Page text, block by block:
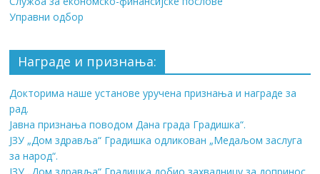
Управни одбор
Награде и признања:
Докторима наше установе уручена признања и награде за
рад.
Јавна признања поводом Дана града Градишка“.
ЈЗУ „Дом здравља“ Градишка одликован „Медаљом заслуга
за народ“.